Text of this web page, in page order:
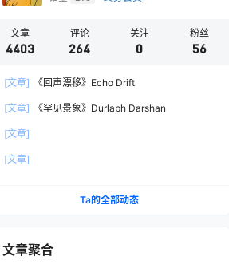
文章
4403
评论
264
关注
0
粉丝
56
[文章] 《回声漂移》Echo Drift
[文章] 《罕见景象》Durlabh Darshan
[文章]
[文章]
Ta的全部动态
文章聚合